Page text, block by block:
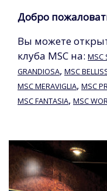
Добро
Вы можете
клуба MSC на: MSC
GRANDIOSA, MSC
MSC MERAVIGLIA, MSC
MSC FANTASIA, MSC